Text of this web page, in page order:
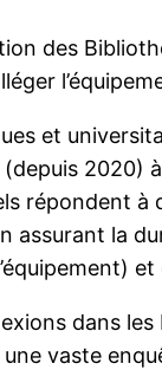
des
et
(depuis 2020)
répondent à
la
dans
vaste